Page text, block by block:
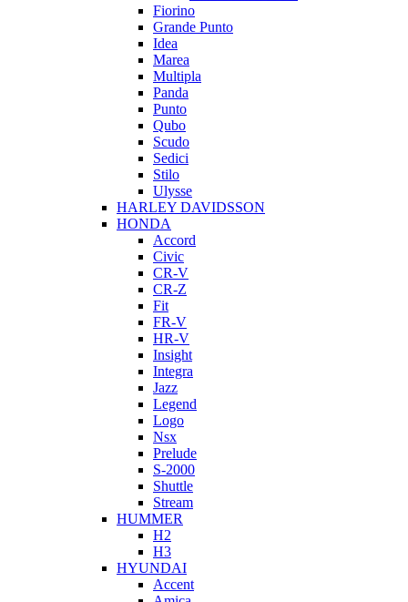
Fiorino
Grande Punto
Idea
Marea
Multipla
Panda
Punto
Qubo
Scudo
Sedici
Stilo
Ulysse
HARLEY DAVIDSSON
HONDA
Accord
Civic
CR-V
CR-Z
Fit
FR-V
HR-V
Insight
Integra
Jazz
Legend
Logo
Nsx
Prelude
S-2000
Shuttle
Stream
HUMMER
H2
H3
HYUNDAI
Accent